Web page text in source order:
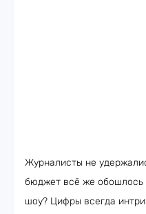
Журналисты не
бюджет всё же обошлось
шоу? Цифры всегда